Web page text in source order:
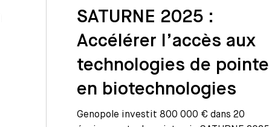
SATURNE 2025 :
Accélérer l’accès aux
technologies de pointe
en biotechnologies
Genopole investit 800 000 € dans 20